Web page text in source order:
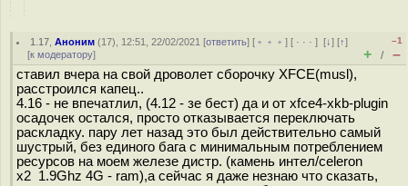
1.17 ,Аноним (17), 12:51, 22/02/2021 [ответить] [ ﹢﹢﹢] [ · · ·][↓] [↑]
[к модератору]
–1
+ / –
ставил вчера на свой дроволет сборочку XFCE(musl),
расстроился капец..
4.16 - не впечатлил, (4.12 - зе бест) да и от xfce4-xkb-plugin
осадочек остался, просто отказывается переключать
раскладку. пару лет назад это был действительно самый
шустрый, без единого бага с минимальным потреблением
ресурсов на моем железе дистр. (камень интел/celeron
x2 1.9Ghz 4G - ram),а сейчас я даже незнаю что сказать,